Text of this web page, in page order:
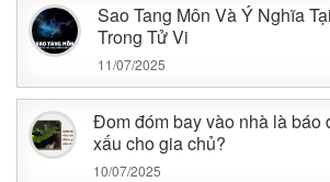
Sao Tang Môn Và Ý Nghĩa
Trong Tử Vi
11/07/2025
Đom đóm bay vào nhà là báo
xấu cho gia chủ?
10/07/2025